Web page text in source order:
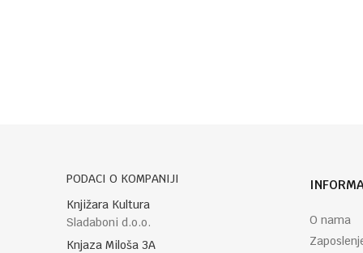
PODACI O KOMPANIJI
Knjižara Kultura
Sladaboni d.o.o.
Knjaza Miloša 3A
O nama